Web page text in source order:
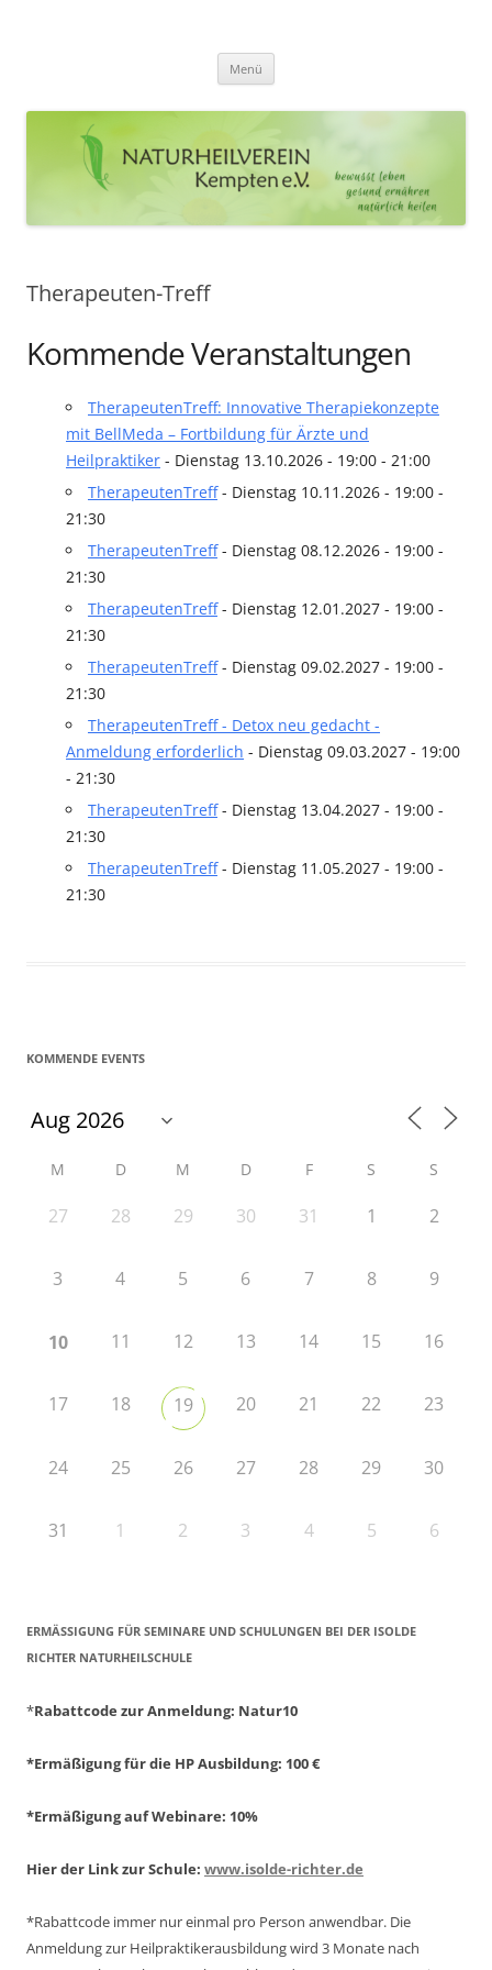
Menü
Therapeuten-Treff
Kommende Veranstaltungen
TherapeutenTreff: Innovative Therapiekonzepte
mit BellMeda – Fortbildung für Ärzte und
Heilpraktiker - Dienstag 13.10.2026 - 19:00 - 21:00
TherapeutenTreff- Dienstag 10.11.2026 - 19:00 -
21:30
TherapeutenTreff- Dienstag 08.12.2026 - 19:00 -
21:30
TherapeutenTreff- Dienstag 12.01.2027 - 19:00 -
21:30
TherapeutenTreff- Dienstag 09.02.2027 - 19:00 -
21:30
TherapeutenTreff - Detox neu gedacht -
Anmeldung erforderlich - Dienstag 09.03.2027 - 19:00
- 21:30
TherapeutenTreff- Dienstag 13.04.2027 - 19:00 -
21:30
TherapeutenTreff- Dienstag 11.05.2027 - 19:00 -
21:30
KOMMENDE EVENTS
M D M D F S S
27 28 29 30 31 1 2
3 4 5 6 7 8 9
10 11 12 13 14 15 16
17 18 19 20 21 22 23
24 25 26 27 28 29 30
31 1 2 3 4 5 6
ERMÄSSIGUNG FÜR SEMINARE UND SCHULUNGEN BEI DER ISOLDE R
ICHTER NATURHEILSCHULE
*Rabattcode zur Anmeldung: Natur10
*Ermäßigung für die HP Ausbildung: 100 €
*Ermäßigung auf Webinare: 10%
Hier der Link zur Schule: www.isolde-richter.de
*Rabattcode immer nur einmal pro Person anwendbar. Die
Anmeldung zur Heilpraktikerausbildung wird 3 Monate nach